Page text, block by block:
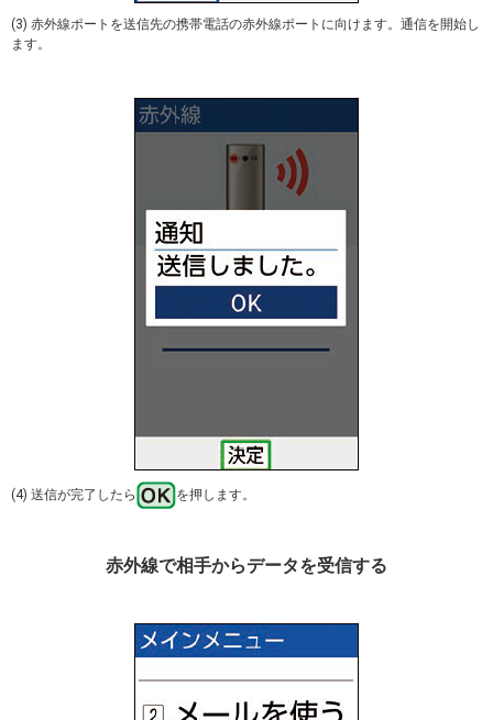
(3) 赤外線ポートを送信先の携帯電話の赤外線ポートに向けます。通信を開始し
ます。
(4) 送信が完了したら を押します。
赤外線で相手からデータを受信する